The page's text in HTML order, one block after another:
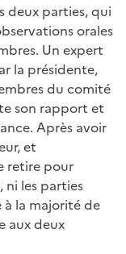
deux parties, qui
orales
Un expert
la présidente,
du comité
son rapport et
Après avoir
et
retire pour
ni les parties
à la majorité de
aux deux